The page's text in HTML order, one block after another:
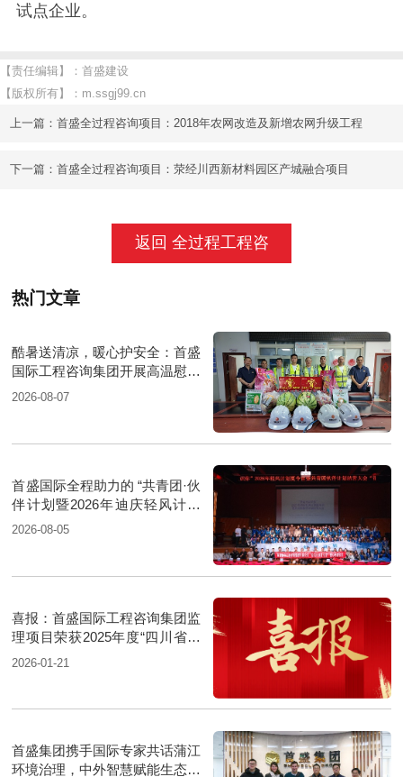
试点企业。
【责任编辑】：首盛建设
【版权所有】： m.ssgj99.cn
上一篇： 首盛全过程咨询项目：2018年农网改造及新增农网升级工程
下一篇： 首盛全过程咨询项目：荥经川西新材料园区产城融合项目
返回 全过程工程咨
热门文章
酷暑送清凉，暖心护安全：首盛
国际工程咨询集团开展高温慰问
活动
2026-08-07
首盛国际全程助力的 “共青团·伙
伴计划暨2026年迪庆轻风计划
夏令营”圆满落幕
2026-08-05
喜报：首盛国际工程咨询集团监
理项目荣获2025年度“四川省优
质机电安装工程”
2026-01-21
首盛集团携手国际专家共话蒲江
环境治理，中外智慧赋能生态升